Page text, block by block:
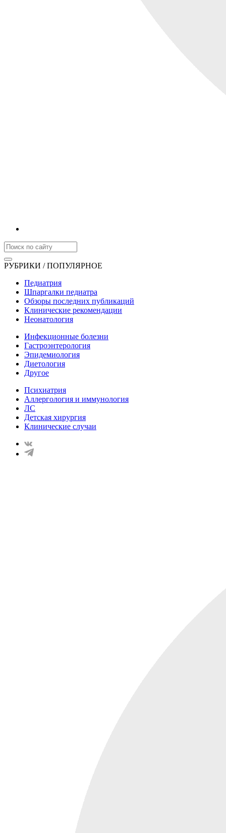
РУБРИКИ / ПОПУЛЯРНОЕ
Педиатрия
Шпаргалки педиатра
Обзоры последних публикаций
Клинические рекомендации
Неонатология
Инфекционные болезни
Гастроэнтерология
Эпидемиология
Диетология
Другое
Психиатрия
Аллергология и иммунология
ЛС
Детская хирургия
Клинические случаи